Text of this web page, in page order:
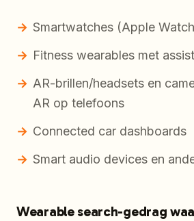
Smartwatches (Apple
Fitness wearables met
AR-brillen/headsets en
AR op telefoons
Connected car dashboards
Smart audio devices en
Wearable search-gedrag